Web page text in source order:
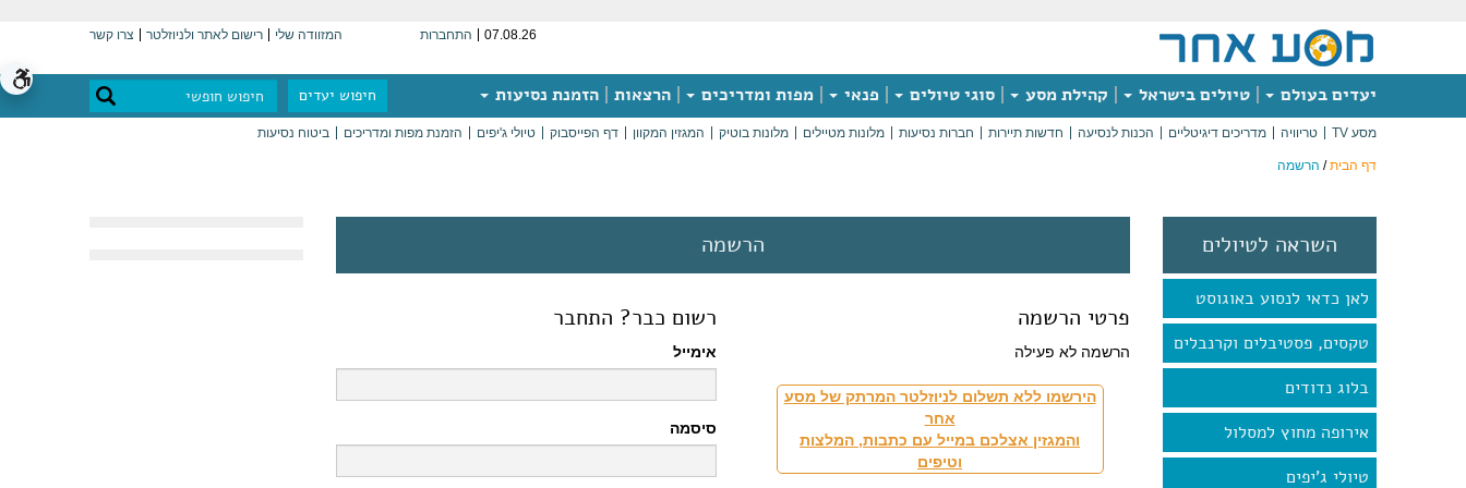
07.08.26 התחברות המזוודה שלי רישום לאתר ולניוזלטר צרו קשר
יעדים בעולם טיולים בישראל קהילת מסע סוגי טיולים פנאי מפות ומדריכים הרצאות הזמנת נסיעות חיפוש יעדים
מסע TV טריוויה מדריכים דיגיטליים הכנות לנסיעה חדשות תיירות חברות נסיעות מלונות מטיילים מלונות בוטיק המגזין המקוון דף הפייסבוק טיולי ג'יפים הזמנת מפות ומדריכים ביטוח נסיעות
דף הבית/ הרשמה
השראה לטיולים
לאן כדאי לנסוע באוגוסט
טקסים, פסטיבלים וקרנבלים
בלוג נדודים
אירופה מחוץ למסלול
טיולי ג'יפים
הרשמה
פרטי הרשמה
הרשמה לא פעילה
הירשמו ללא תשלום לניוזלטר המרתק של מסע
אחר
והמגזין אצלכם במייל עם כתבות, המלצות
וטיפים
רשום כבר? התחבר
אימייל
סיסמה